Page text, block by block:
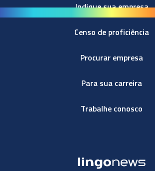
Indique sua empresa
Censo de proficiência
Procurar empresa
Para sua carreira
Trabalhe conosco